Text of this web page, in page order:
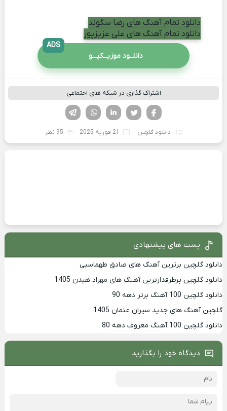
دانلود تمام آهنگ های رضا سگوند
دانلود تمام آهنگ های علی عزیزپور
دانلــود موزیــکیـــو
ADS
اشتراک گذاری در شبکه های اجتماعی
لینکدین تویتر
فیسوک
دانلود گلچین 21 فوریه 2025 95 نظر
پست های پیشنهادی
دانلود گلچین برترین آهنگ های صادق طهماسبی
دانلود گلچین پرطرفدارترین آهنگ های مهراد هیدن 1405
دانلود گلچین 100 آهنگ برتر دهه 90
گلچین آهنگ های جدید سیران عثمان 1405
دانلود گلچین 100 آهنگ معروف دهه 80
دیدگاه خود را بگذارید